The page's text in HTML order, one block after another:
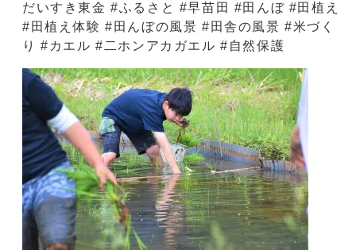
だいすき東金 #ふるさと #早苗田 #田んぼ #田植え
#田植え体験 #田んぼの風景 #田舎の風景 #米づく
り #カエル #二ホンアカガエル #自然保護